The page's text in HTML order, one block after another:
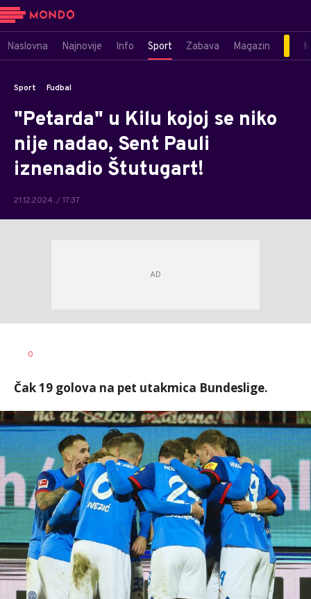
Naslovna Najnovije Info Sport Zabava Magazin
Sport Fudbal
"Petarda" u Kilu kojoj se niko
nije nadao, Sent Pauli
iznenadio Štutugart!
21.12.2024. / 17:37
AUTOR
0
Čak 19 golova na pet utakmica Bundeslige.